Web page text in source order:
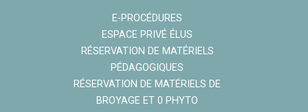
E-PROCÉDURES
ESPACE PRIVÉ ÉLUS
RÉSERVATION DE MATÉRIELS
PÉDAGOGIQUES
RÉSERVATION DE MATÉRIELS DE
BROYAGE ET 0 PHYTO